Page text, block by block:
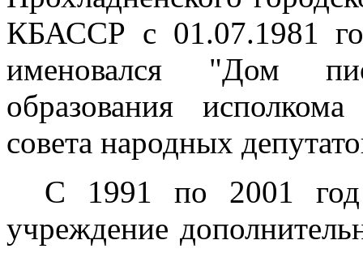
КБАССР с 01.07.1981
именовался "Дом
образования
совета народных
С 1991 по 2001 год
учреждение